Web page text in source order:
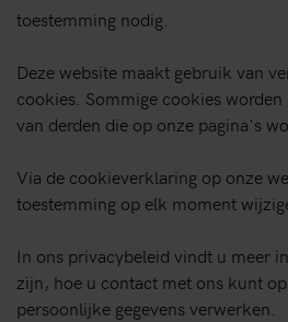
toestemming nodig.
Deze website maakt gebruik van
cookies. Sommige cookies
van derden die op onze pagina's
Via de cookieverklaring op onze
toestemming op elk moment
In ons privacybeleid vindt u meer
zijn, hoe u contact met ons kunt
persoonlijke gegevens verwerken.